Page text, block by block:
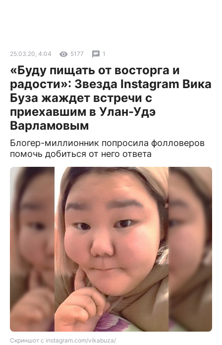
25.03.20, 4:04 5177 1
«Буду пищать от восторга и
радости»: Звезда Instagram Вика
Буза жаждет встречи с
приехавшим в Улан-Удэ
Варламовым
Блогер-миллионник попросила фолловеров
помочь добиться от него ответа
Скриншот с instagram.com/vikabuza/